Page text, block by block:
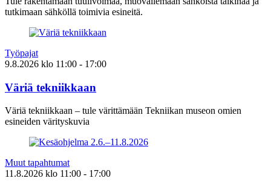
tutkimaan sähköllä toimivia esineitä.
Työpajat
9.8.2026 klo 11:00 - 17:00
Väriä tekniikkaan
Väriä tekniikkaan – tule värittämään Tekniikan museon omien
esineiden värityskuvia
Muut tapahtumat
11.8.2026 klo 11:00 - 17:00